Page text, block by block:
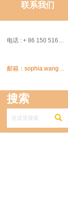
联系我们
电话 : + 86 150 5162 5639

搜索
